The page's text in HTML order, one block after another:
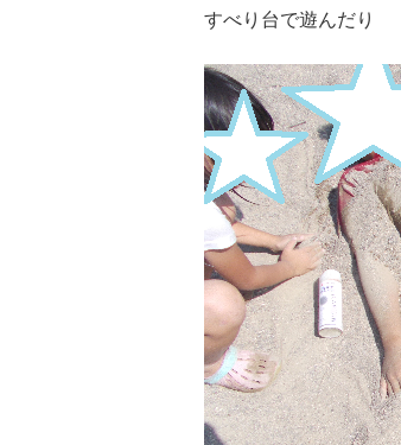
すべり台で遊んだり